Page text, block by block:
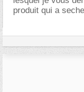
produit qui a